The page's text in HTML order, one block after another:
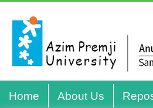
Home About Us